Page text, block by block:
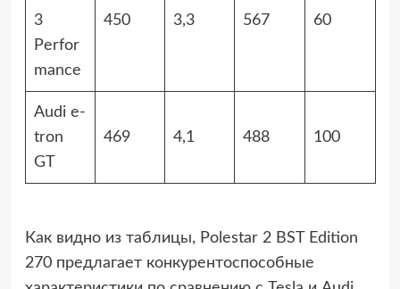
3
Perfor
mance
450 3,3 567 60
Audi e-
tron
GT
469 4,1 488 100
Как видно из таблицы, Polestar 2 BST Edition
270 предлагает конкурентоспособные